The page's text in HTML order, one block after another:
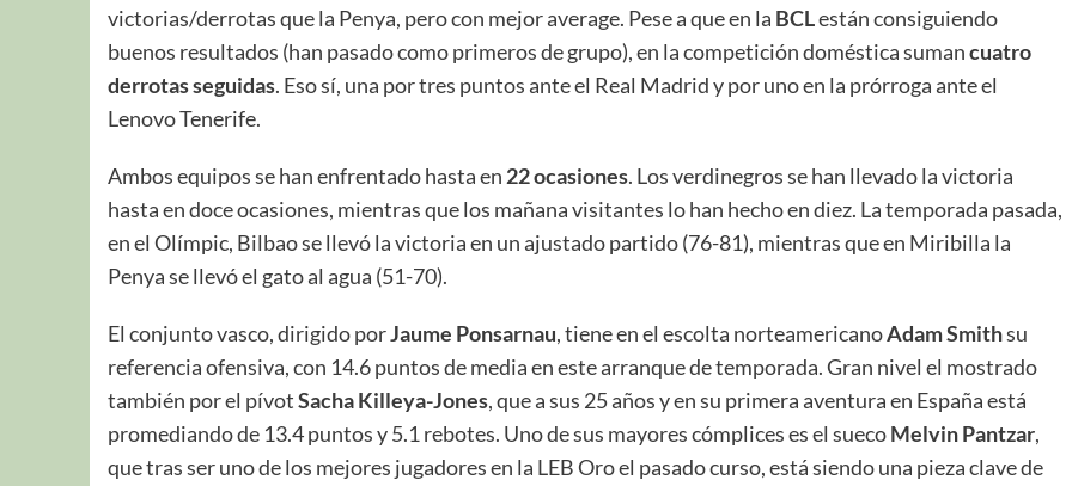
victorias/derrotas que la Penya, pero con mejor average. Pese a que en la BCLestán consiguiendo
buenos resultados (han pasado como primeros de grupo), en la competición doméstica sumancuatro
derrotas seguidas. Eso sí, una por tres puntos ante el Real Madrid y por uno en la prórroga ante el
Lenovo Tenerife.
Ambos equipos se han enfrentado hasta en 22 ocasiones. Los verdinegros se han llevado la victoria
hasta en doce ocasiones, mientras que los mañana visitantes lo han hecho en diez. La temporada pasada,
en el Olímpic, Bilbao se llevó la victoria en un ajustado partido (76-81), mientras que en Miribilla la
Penya se llevó el gato al agua (51-70).
El conjunto vasco, dirigido porJaume Ponsarnau, tiene en el escolta norteamericanoAdam Smithsu
referencia ofensiva, con 14.6 puntos de media en este arranque de temporada. Gran nivel el mostrado
también por el pívotSacha Killeya-Jones, que a sus 25 años y en su primera aventura en España está
promediando de 13.4 puntos y 5.1 rebotes. Uno de sus mayores cómplices es el suecoMelvin Pantzar,
que tras ser uno de los mejores jugadores en la LEB Oro el pasado curso, está siendo una pieza clave de